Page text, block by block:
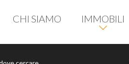
CHI SIAMO IMMOBILI